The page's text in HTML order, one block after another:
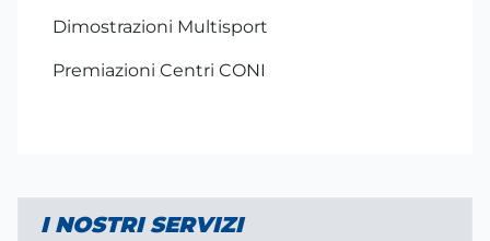
Dimostrazioni Multisport
Premiazioni Centri CONI
I NOSTRI SERVIZI